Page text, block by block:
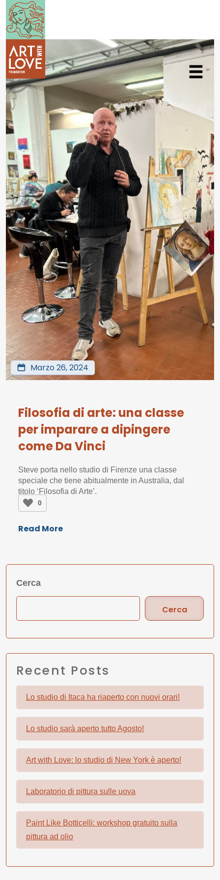
Marzo 26, 2024
Filosofia di arte: una classe
per imparare a dipingere
come Da Vinci
Steve porta nello studio di Firenze una classe
speciale che tiene abitualmente in Australia, dal
titolo ‘Filosofia di Arte’.
0
Read More
Cerca
Cerca
Recent Posts
Lo studio di Itaca ha riaperto con nuovi orari!
Lo studio sarà aperto tutto Agosto!
Art with Love: lo studio di New York è aperto!
Laboratorio di pittura sulle uova
Paint Like Botticelli: workshop gratuito sulla
pittura ad olio